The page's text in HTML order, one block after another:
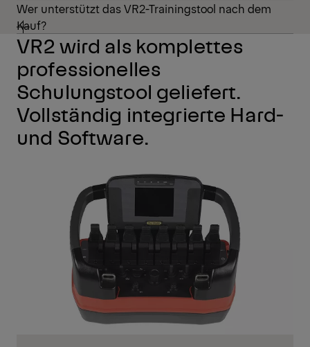
Wer unterstützt das VR2-Trainingstool nach dem
Kauf?
VR2 wird als komplettes
professionelles
Schulungstool geliefert.
Vollständig integrierte Hard-
und Software.